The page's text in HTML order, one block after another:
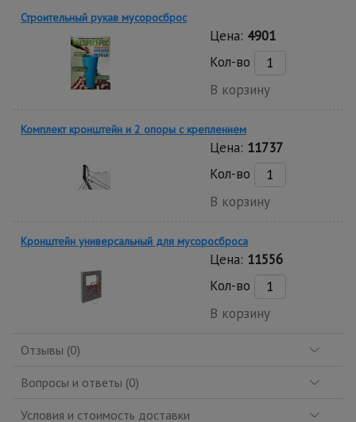
Строительный рукав мусоросброс
Цена: 4901
Кол-во
В корзину
Комплект кронштейн и 2 опоры с креплением
Цена: 11737
Кол-во
В корзину
Кронштейн универсальный для мусоросброса
Цена: 11556
Кол-во
В корзину
Отзывы (0)
Вопросы и ответы (0)
Условия и стоимость доставки